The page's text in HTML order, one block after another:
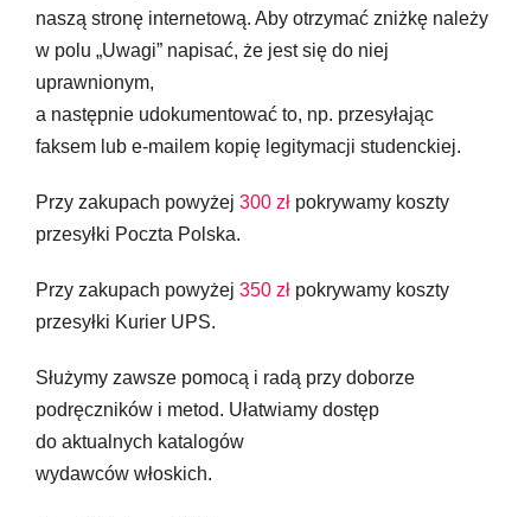
naszą stronę internetową. Aby otrzymać zniżkę należy
w polu „Uwagi” napisać, że jest się do niej
uprawnionym,
a następnie udokumentować to, np. przesyłając
faksem lub e-mailem kopię legitymacji studenckiej.
Przy zakupach powyżej 300 zł pokrywamy koszty
przesyłki Poczta Polska.
Przy zakupach powyżej 350 zł pokrywamy koszty
przesyłki Kurier UPS.
Służymy zawsze pomocą i radą przy doborze
podręczników i metod. Ułatwiamy dostęp
do aktualnych katalogów
wydawców włoskich.